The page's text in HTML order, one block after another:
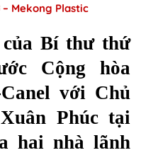
– Mekong Plastic
Bí thư thứ
Cộng hòa
với Chủ
Phúc tại
hai nhà lãnh